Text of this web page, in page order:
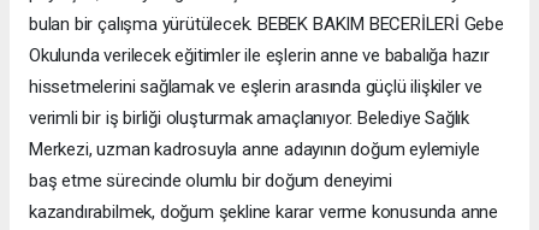
bulan bir çalışma yürütülecek. BEBEK BAKIM BECERİLERİ Gebe
Okulunda verilecek eğitimler ile eşlerin anne ve babalığa hazır
hissetmelerini sağlamak ve eşlerin arasında güçlü ilişkiler ve
verimli bir iş birliği oluşturmak amaçlanıyor. Belediye Sağlık
Merkezi, uzman kadrosuyla anne adayının doğum eylemiyle
baş etme sürecinde olumlu bir doğum deneyimi
kazandırabilmek, doğum şekline karar verme konusunda anne